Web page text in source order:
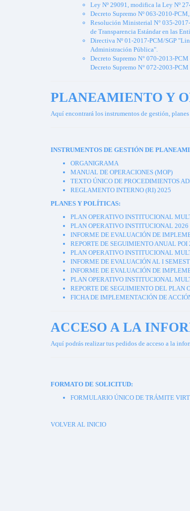
Ley Nº 29091, modifica la Ley Nº
Decreto Supremo Nº 063-2010-
Resolución Ministerial N° 035-
de Transparencia Estándar en las
Directiva Nº 01-2017-PCM/SGP
Administración Pública".
Decreto Supremo N° 070-2013-
Decreto Supremo N° 072-2003-PCM
PLANEAMIENTO Y
Aquí encontrará los instrumentos de gestión,
INSTRUMENTOS DE GESTIÓN DE
ORGANIGRAMA
MANUAL DE OPERACIONES (MOP)
TEXTO ÚNICO DE PROCEDIMIENTOS
REGLAMENTO INTERNO (RI) 2025
PLANES Y POLÍTICAS:
PLAN OPERATIVO INSTITUCIONAL
PLAN OPERATIVO INSTITUCIONAL 2026
INFORME DE EVALUACIÓN DE
REPORTE DE SEGUIMIENTO ANUAL POI
PLAN OPERATIVO INSTITUCIONAL
INFORME DE EVALUACIÓN AL I
INFORME DE EVALUACIÓN DE
PLAN OPERATIVO INSTITUCIONAL
REPORTE DE SEGUIMIENTO DEL PLAN
FICHA DE IMPLEMENTACIÓN DE
ACCESO A LA
Aquí podrás realizar tus pedidos de acceso a la
FORMATO DE SOLICITUD:
FORMULARIO ÚNICO DE TRÁMITE
VOLVER AL INICIO